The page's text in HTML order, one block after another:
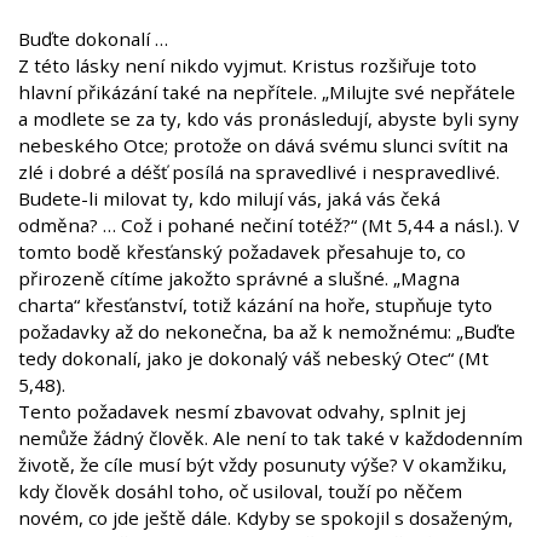
Buďte dokonalí …
Z této lásky není nikdo vyjmut. Kristus rozšiřuje toto
hlavní přikázání také na nepřítele. „Milujte své nepřátele
a modlete se za ty, kdo vás pronásledují, abyste byli syny
nebeského Otce; protože on dává svému slunci svítit na
zlé i dobré a déšť posílá na spravedlivé i nespravedlivé.
Budete-li milovat ty, kdo milují vás, jaká vás čeká
odměna? … Což i pohané nečiní totéž?“ (Mt 5,44 a násl.). V
tomto bodě křesťanský požadavek přesahuje to, co
přirozeně cítíme jakožto správné a slušné. „Magna
charta“ křesťanství, totiž kázání na hoře, stupňuje tyto
požadavky až do nekonečna, ba až k nemožnému: „Buďte
tedy dokonalí, jako je dokonalý váš nebeský Otec“ (Mt
5,48).
Tento požadavek nesmí zbavovat odvahy, splnit jej
nemůže žádný člověk. Ale není to tak také v každodenním
životě, že cíle musí být vždy posunuty výše? V okamžiku,
kdy člověk dosáhl toho, oč usiloval, touží po něčem
novém, co jde ještě dále. Kdyby se spokojil s dosaženým,